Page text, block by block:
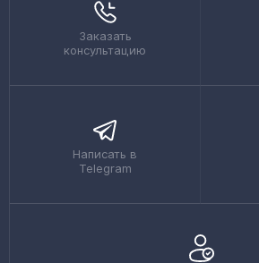
Заказать
консультацию
Написать в
Telegram